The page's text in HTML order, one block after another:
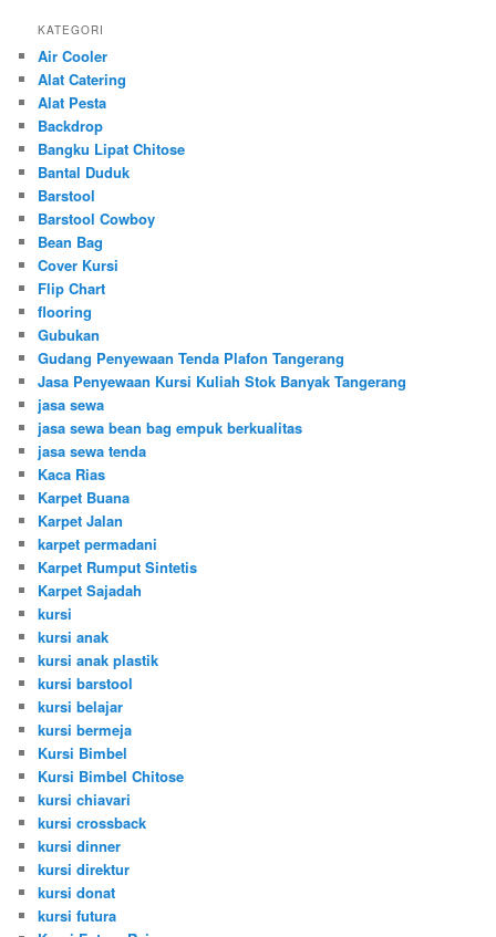
KATEGORI
Air Cooler
Alat Catering
Alat Pesta
Backdrop
Bangku Lipat Chitose
Bantal Duduk
Barstool
Barstool Cowboy
Bean Bag
Cover Kursi
Flip Chart
flooring
Gubukan
Gudang Penyewaan Tenda Plafon Tangerang
Jasa Penyewaan Kursi Kuliah Stok Banyak Tangerang
jasa sewa
jasa sewa bean bag empuk berkualitas
jasa sewa tenda
Kaca Rias
Karpet Buana
Karpet Jalan
karpet permadani
Karpet Rumput Sintetis
Karpet Sajadah
kursi
kursi anak
kursi anak plastik
kursi barstool
kursi belajar
kursi bermeja
Kursi Bimbel
Kursi Bimbel Chitose
kursi chiavari
kursi crossback
kursi dinner
kursi direktur
kursi donat
kursi futura